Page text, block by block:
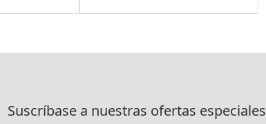
Suscríbase a nuestras ofertas especiales